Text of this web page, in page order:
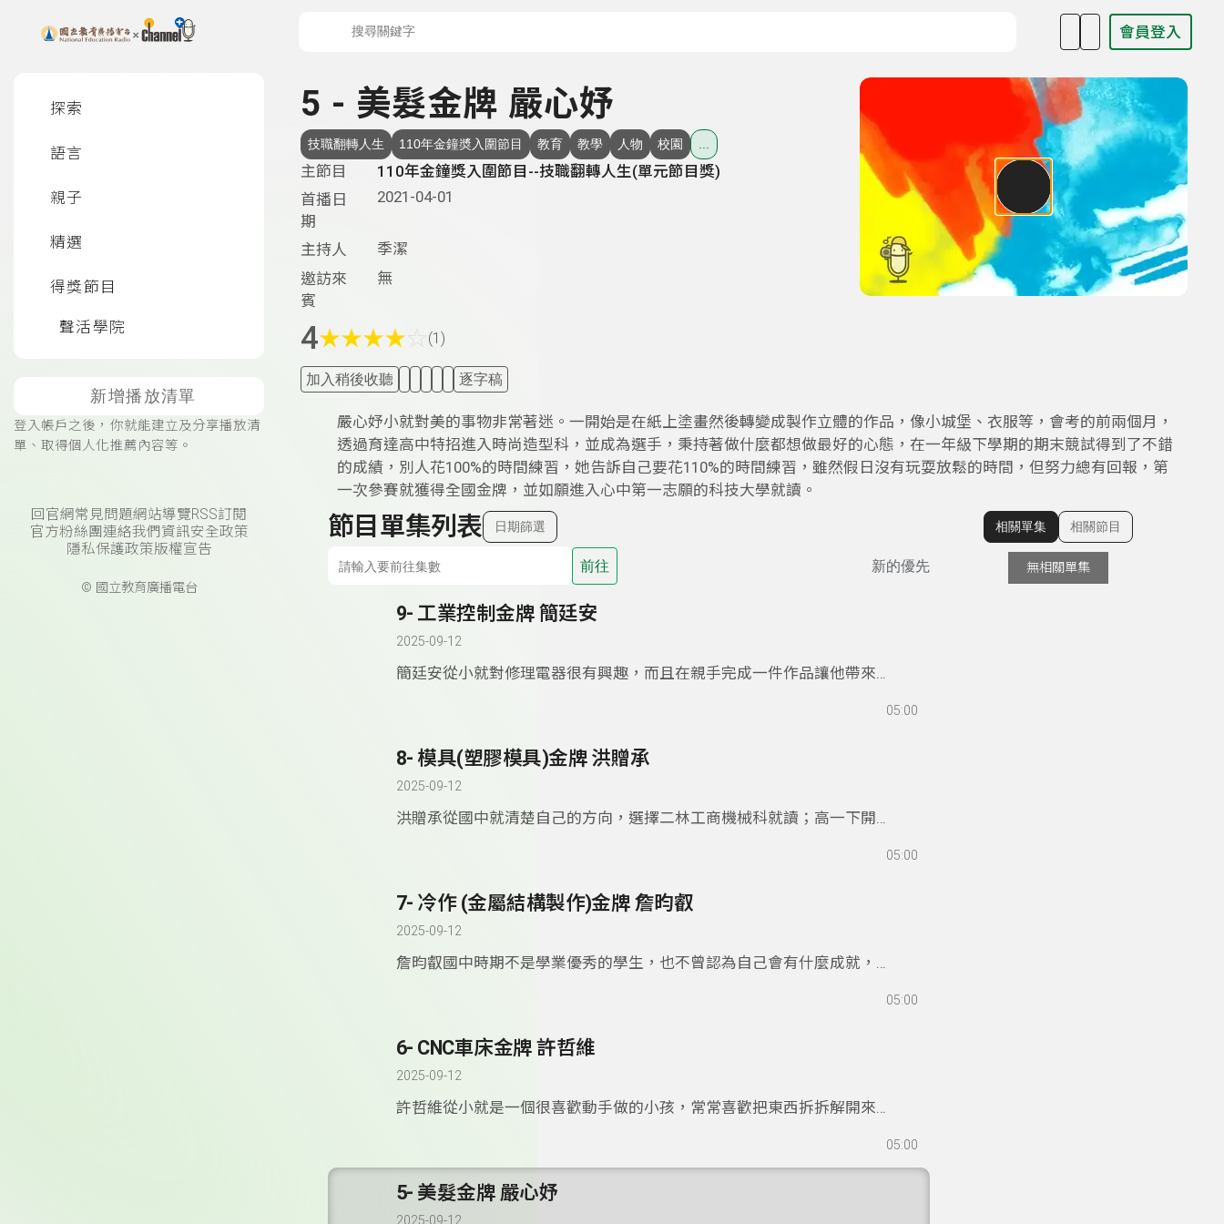
上方功能區塊 會員登入
探索
語言
親子
精選
得獎節目
聲活學院
新增播放清單
登入帳戶之後，你就能建立及分享播放清
單、取得個人化推薦內容等。
回官網常見問題網站導覽RSS訂閱
官方粉絲團連絡我們 資訊安全政策
隱私保護政策版權宣告
© 國立教育廣播電台
5 - 美髮金牌 嚴心妤
技職翻轉人生 110年金鐘奬入圍節目 教育 教學 人物 校園
主節目
110年金鐘獎入圍節目--技職翻轉人生(單元節目獎)
首播日
期
2021-04-01
主持人
季潔
邀訪來
賓
無
4★★★★ (1)
加入稍後收聽 逐字稿
嚴心妤小就對美的事物非常著迷。一開始是在紙上塗畫然後轉變成製作立體的作品，像小城堡、衣服等，會考的前兩個月，
透過育達高中特招進入時尚造型科，並成為選手，秉持著做什麼都想做最好的心態，在一年級下學期的期末競試得到了不錯
的成績，別人花100%的時間練習，她告訴自己要花110%的時間練習，雖然假日沒有玩耍放鬆的時間，但努力總有回報，第
一次參賽就獲得全國金牌，並如願進入心中第一志願的科技大學就讀。
節目單集列表 日期篩選
前往 新的優先
9- 工業控制金牌 簡廷安
2025-09-12
簡廷安從小就對修理電器很有興趣，而且在親手完成一件作品讓他帶來很
感興趣，所以選擇到松山工農電機科。在高二的時候，他想要讓高職的生
被保送台科大，為自己寫下不平凡的故事。
05:00
8- 模具(塑膠模具)金牌 洪贈承
2025-09-12
洪贈承從國中就清楚自己的方向，選擇二林工商機械科就讀；高一下開始
動部勞動力發展署訓練，雖然仍未獲得佳績，但是他堅持到底，最終在第
贈承說人生就像製作模具一樣，需要透過不斷修正、不斷試誤，才能做出
最理想的模具。
05:00
7- 冷作 (金屬結構製作)金牌 詹昀叡
2025-09-12
詹昀叡國中時期不是學業優秀的學生，也不曾認為自己會有什麼成就，因
能力不錯，就選擇木柵高工配管科就讀，高一成為選手後，就算手受傷縫
到冷作職類的他，很順利拿下金牌，並寫下木柵高工第一位拿下冷作金牌
的記錄。
05:00
6- CNC車床金牌 許哲維
2025-09-12
許哲維從小就是一個很喜歡動手做的小孩，常常喜歡把東西拆拆解開來再
兩年成為金牌，並被保送國立台灣科技大學機電技優專班。
05:00
5- 美髮金牌 嚴心妤
2025-09-12
顯示相關單集
相關單集 相關節目
無相關單集